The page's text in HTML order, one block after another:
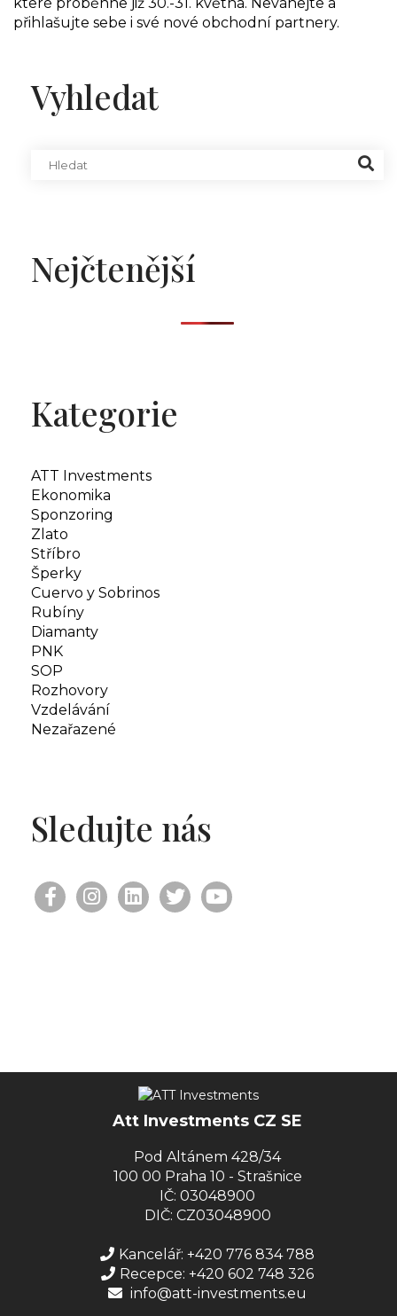
přihlašujte sebe i své nové obchodní partnery.
Vyhledat
Nejčtenější
Kategorie
ATT Investments
Ekonomika
Sponzoring
Zlato
Stříbro
Šperky
Cuervo y Sobrinos
Rubíny
Diamanty
PNK
SOP
Rozhovory
Vzdelávání
Nezařazené
Sledujte nás
Att Investments CZ SE
Pod Altánem 428/34
100 00 Praha 10 - Strašnice
IČ: 03048900
DIČ: CZ03048900
Kancelář: +420 776 834 788
Recepce: +420 602 748 326
info@att-investments.eu